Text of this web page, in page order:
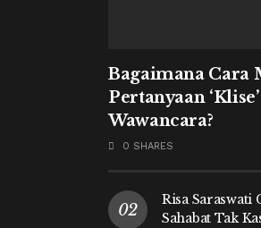
Bagaimana Cara
Pertanyaan ‘Klise’
Wawancara?
0 SHARES
Risa Saraswati
Sahabat Tak